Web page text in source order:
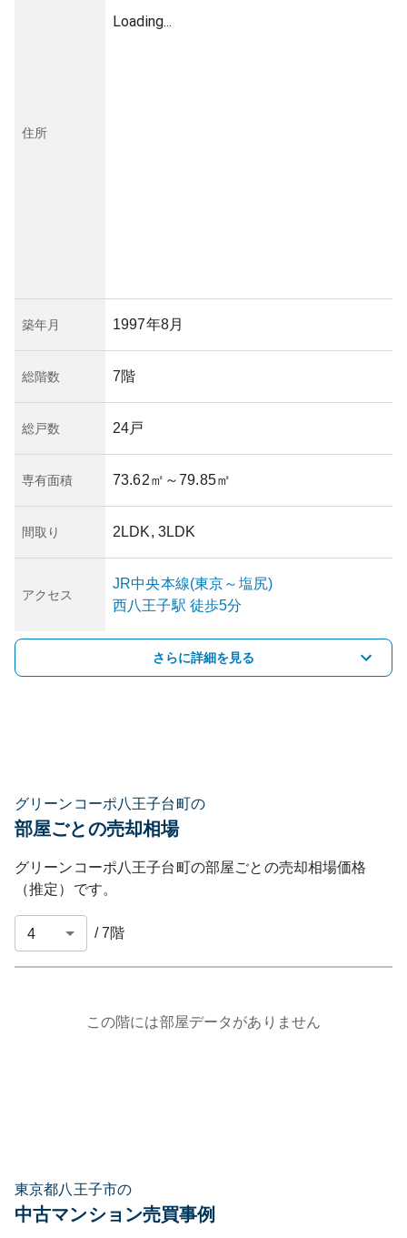
住所
Loading...
築年月 1997年8月
総階数 7階
総戸数 24戸
専有面積 73.62㎡ ～79.85㎡
間取り 2LDK, 3LDK
アクセス
JR中央本線(東京～塩尻)
西八王子駅 徒歩5分
さらに詳細を見る
グリーンコーポ八王子台町の
部屋ごとの売却相場
グリーンコーポ八王子台町の部屋ごとの売却相場価格
（推定）です。
/7階
この階には部屋データがありません
東京都八王子市の
中古マンション売買事例